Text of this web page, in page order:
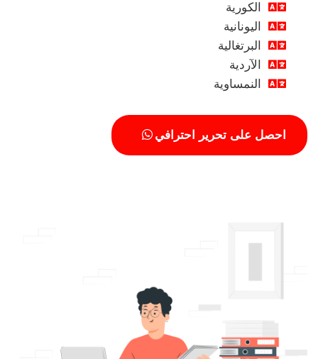
الكورية
اليونانية
البرتغالية
الآردية
النمساوية
احصل على تحرير احترافي